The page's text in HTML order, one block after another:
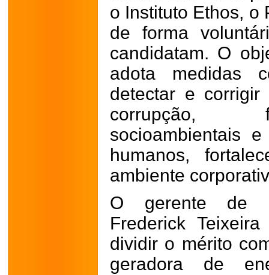
o Instituto Ethos, o
de forma
candidatam. O
adota medidas
detectar e
corrupção,
socioambientais
humanos,
ambiente
O gerente de
Frederick
dividir o mérito
geradora de